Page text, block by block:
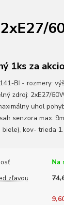
1ks za
BI - rozmery:
zdroj: 2xE27/
uhol
senzora max.
kov- trieda
Na
zľavou